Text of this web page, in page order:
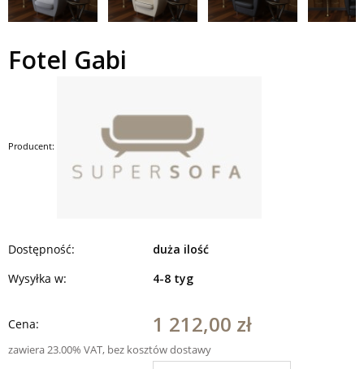
Fotel Gabi
Producent:
Dostępność:
duża ilość
Wysyłka w:
4-8 tyg
Cena: 1 212,00 zł
zawiera 23.00% VAT, bez kosztów dostawy